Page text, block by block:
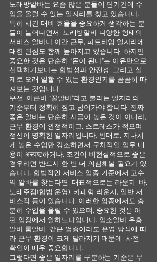
노래방알바는 요즘 많은 분들이 단기간에 수
입을 올릴 수 있는 일자리를 찾고 있습니다.
특히 시간 대비 효율을 중요하게 생각하는 분
들이 늘어나면서, 노래방알바 다양한 형태의
서비스 알바나 야간 근무, 파트타임 일자리에
대한 관심도 함께 높아지고 있습니다. 하지만
중요한 것은 단순히 “돈이 된다”는 이유만으로
선택하기보다는 합법성과 안전성, 그리고 실
제로 오래 일할 수 있는 환경인지를 꼼꼼히 따
져보는 것입니다.
우선, 이른바 “꿀알바”라고 불리는 일자리의
기준부터 정확히 짚고 넘어가야 합니다. 진짜
좋은 알바는 단순히 시급이 높은 것이 아니라,
근무 환경이 안정적이고, 스트레스가 적으며,
정산이 명확한 일자리입니다. 반대로, 지나치
게 높은 수입만 강조하면서 구체적인 업무 내
용이 अस्पष्ट하거나, 조건이 비현실적으로 좋은
경우라면 반드시 한 번 더 의심해볼 필요가 있
습니다. 합법적인 서비스 업종 기준에서 고수
익 알바를 찾는다면, 대표적으로는 라운지, 바,
노래주점(합법 운영), 카페형 라운지, 일반 서
비스직 등이 있습니다. 이러한 업종에서도 충
분히 수입을 올릴 수 있으며, 중요한 것은 어
떤 업장에서 일하느냐입니다. 업소알바 유흥
알바 룸알바 같은 업종이라도 운영 방식에 따
라 근무 환경이 크게 달라지기 때문에, 사전
확인이 매우 중요합니다.
그렇다면 좋은 일자리를 구분하는 기준은 무